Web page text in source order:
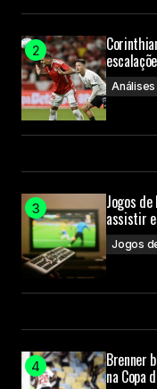
Análises
Jogos
assistir
Jogos
Brenner
na Copa